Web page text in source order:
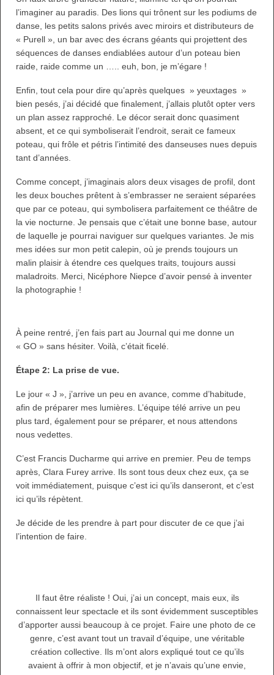
l’imaginer au paradis. Des lions qui trônent sur les podiums de
danse, les petits salons privés avec miroirs et distributeurs de
« Purell », un bar avec des écrans géants qui projettent des
séquences de danses endiablées autour d’un poteau bien
raide, raide comme un ….. euh, bon, je m’égare !
Enfin, tout cela pour dire qu’après quelques » yeuxtages »
bien pesés, j’ai décidé que finalement, j’allais plutôt opter vers
un plan assez rapproché. Le décor serait donc quasiment
absent, et ce qui symboliserait l’endroit, serait ce fameux
poteau, qui frôle et pétris l’intimité des danseuses nues depuis
tant d’années.
Comme concept, j’imaginais alors deux visages de profil, dont
les deux bouches prêtent à s’embrasser ne seraient séparées
que par ce poteau, qui symbolisera parfaitement ce théâtre de
la vie nocturne. Je pensais que c’était une bonne base, autour
de laquelle je pourrai naviguer sur quelques variantes. Je mis
mes idées sur mon petit calepin, où je prends toujours un
malin plaisir à étendre ces quelques traits, toujours aussi
maladroits. Merci, Nicéphore Niepce d’avoir pensé à inventer
la photographie !
À peine rentré, j’en fais part au Journal qui me donne un
« GO » sans hésiter. Voilà, c’était ficelé.
Étape 2: La prise de vue.
Le jour « J », j’arrive un peu en avance, comme d’habitude,
afin de préparer mes lumières. L’équipe télé arrive un peu
plus tard, également pour se préparer, et nous attendons
nous vedettes.
C’est Francis Ducharme qui arrive en premier. Peu de temps
après, Clara Furey arrive. Ils sont tous deux chez eux, ça se
voit immédiatement, puisque c’est ici qu’ils danseront, et c’est
ici qu’ils répètent.
Je décide de les prendre à part pour discuter de ce que j’ai
l’intention de faire.
Il faut être réaliste ! Oui, j’ai un concept, mais eux, ils
connaissent leur spectacle et ils sont évidemment susceptibles
d’apporter aussi beaucoup à ce projet. Faire une photo de ce
genre, c’est avant tout un travail d’équipe, une véritable
création collective. Ils m’ont alors expliqué tout ce qu’ils
avaient à offrir à mon objectif, et je n’avais qu’une envie,